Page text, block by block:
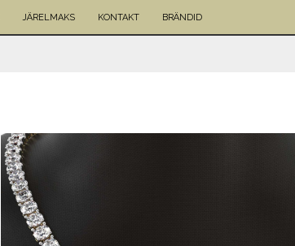
JÄRELMAKS KONTAKT BRÄNDID